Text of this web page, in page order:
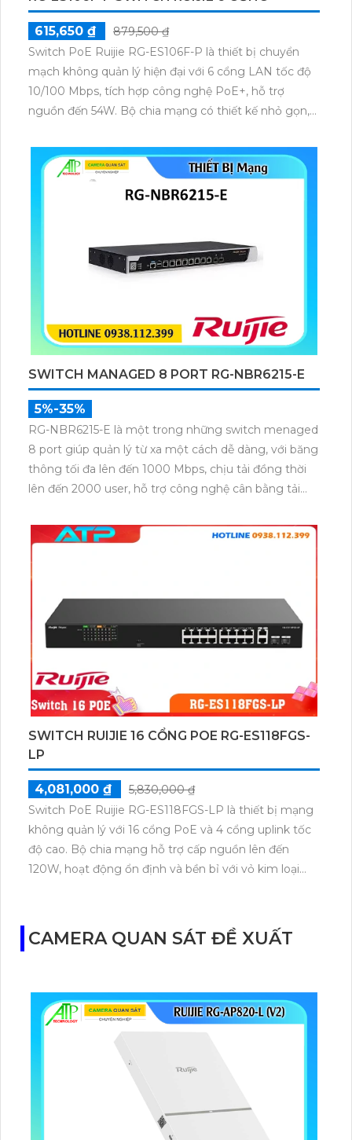
615,650 ₫
879,500 ₫
Switch PoE Ruijie RG-ES106F-P là thiết bị chuyển
mạch không quản lý hiện đại với 6 cổng LAN tốc độ
10/100 Mbps, tích hợp công nghệ PoE+, hỗ trợ
nguồn đến 54W. Bộ chia mạng có thiết kế nhỏ gọn,
phê, hệ thống camera và các mô hình kinh doanh
nhỏ cần mạng ổn định.
SWITCH MANAGED 8 PORT RG-NBR6215-E
5%-35%
RG-NBR6215-E là một trong những switch menaged
8 port giúp quản lý từ xa một cách dễ dàng, với băng
thông tối đa lên đến 1000 Mbps, chịu tải đồng thời
lên đến 2000 user, hỗ trợ công nghệ cân bằng tải
0 đến 40 độ c
SWITCH RUIJIE 16 CỔNG POE RG-ES118FGS-
LP
4,081,000 ₫
5,830,000 ₫
Switch PoE Ruijie RG-ES118FGS-LP là thiết bị mạng
không quản lý với 16 cổng PoE và 4 cổng uplink tốc
độ cao. Bộ chia mạng hỗ trợ cấp nguồn lên đến
120W, hoạt động ổn định và bền bỉ với vỏ kim loại
CAMERA QUAN SÁT ĐỀ XUẤT